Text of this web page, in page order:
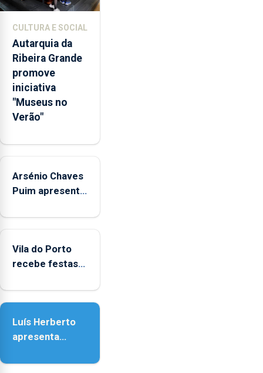
de
competências
emocionais
e
sociais
junto
das
crianças
CULTURA E SOCIAL
Autarquia da
Ribeira Grande
promove
iniciativa
"Museus no
Verão"
Arsénio Chaves
Puim apresenta
Biblioteca de
Vila do Porto
recebe festas
Nossa Senhora
Luís Herberto
apresenta
Paisagem’